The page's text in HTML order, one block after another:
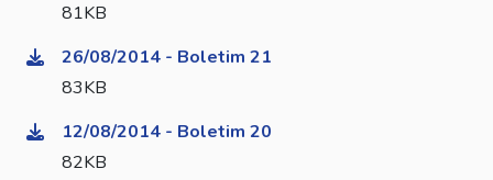
81KB
26/08/2014 - Boletim 21
83KB
12/08/2014 - Boletim 20
82KB